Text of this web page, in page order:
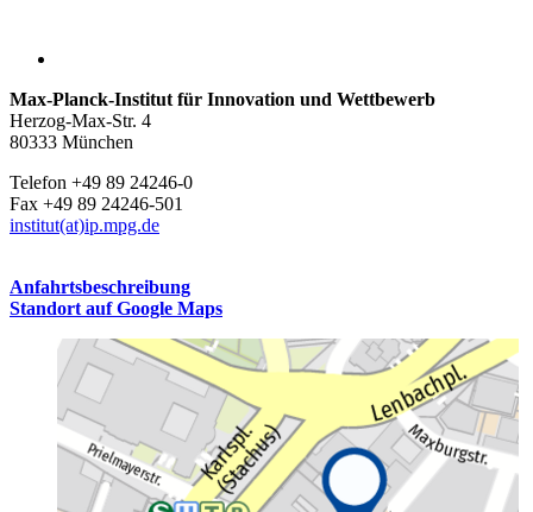
Max-Planck-Institut für Innovation und Wettbewerb
Herzog-Max-Str. 4
80333 München
Telefon +49 89 24246-0
Fax +49 89 24246-501
institut(at)ip.mpg.de
Anfahrtsbeschreibung
Standort auf Google Maps